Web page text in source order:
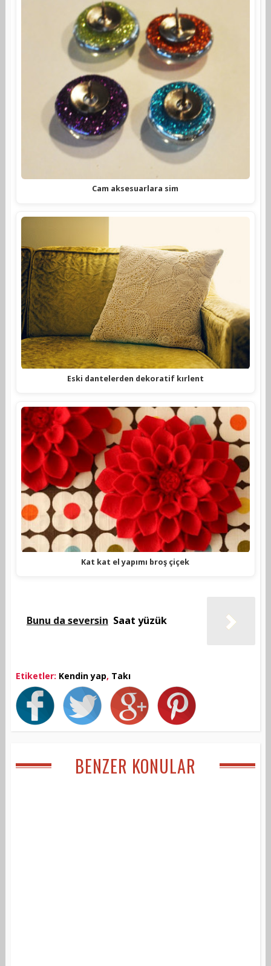
Cam aksesuarlara sim
Eski dantelerden dekoratif kırlent
Kat kat el yapımı broş çiçek
Bunu da seversin Saat yüzük
Etiketler: Kendin yap, Takı
BENZER KONULAR